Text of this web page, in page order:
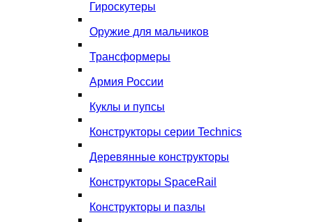
Гироскутеры
Оружие для мальчиков
Трансформеры
Армия России
Куклы и пупсы
Конструкторы серии Technics
Деревянные конструкторы
Конструкторы SpaceRail
Конструкторы и пазлы